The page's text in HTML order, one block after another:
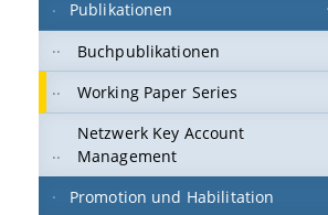
Publikationen
Buchpublikationen
Working Paper Series
Netzwerk Key Account
Management
Promotion und Habilitation